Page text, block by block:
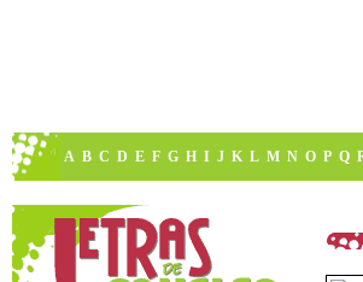
A B C D E F G H I J K L M N O P Q